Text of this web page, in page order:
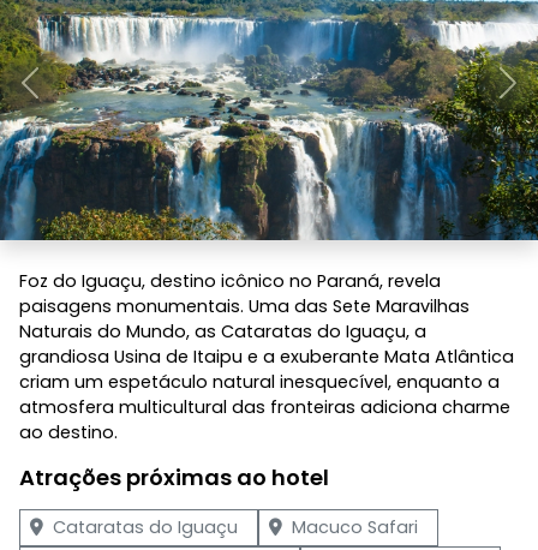
Anterior
Foz do Iguaçu, destino icônico no Paraná, revela
paisagens monumentais. Uma das Sete Maravilhas
Naturais do Mundo, as Cataratas do Iguaçu, a
grandiosa Usina de Itaipu e a exuberante Mata Atlântica
criam um espetáculo natural inesquecível, enquanto a
atmosfera multicultural das fronteiras adiciona charme
ao destino.
Atrações próximas ao hotel
Cataratas do Iguaçu
Macuco Safari